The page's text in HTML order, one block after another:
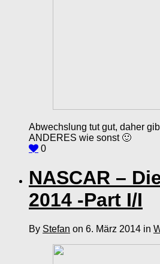
Abwechslung tut gut, daher
ANDERES wie sonst 🙂
0
NASCAR –
2014 -Part I/I
By Stefan on 6. März 2014 in